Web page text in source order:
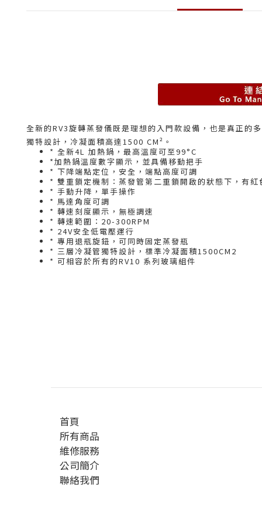
全新的RV3旋轉蒸發儀既是理想的入門款設備，也是真正的
獨特設計，冷凝面積高達1500 CM²。
* 全新4L 加熱鍋，最高溫度可至99°C
*加熱鍋溫度數字顯示，並具備移動把手
* 下降端點定位，安全，端點高度可調
* 雙重鎖定機制：蒸發管第二重鎖開啟的狀態下，有紅
* 手動升降，單手操作
* 馬達角度可調
* 轉速刻度顯示，無極調速
* 轉速範圍：20-300RPM
* 24V安全低電壓運行
* 專用退瓶旋鈕，可同時固定蒸發瓶
* 三層冷凝管獨特設計，標準冷凝面積1500CM2
* 可相容於所有的RV10 系列玻璃組件
首頁
所有商品
維修服務
公司簡介
聯絡我們